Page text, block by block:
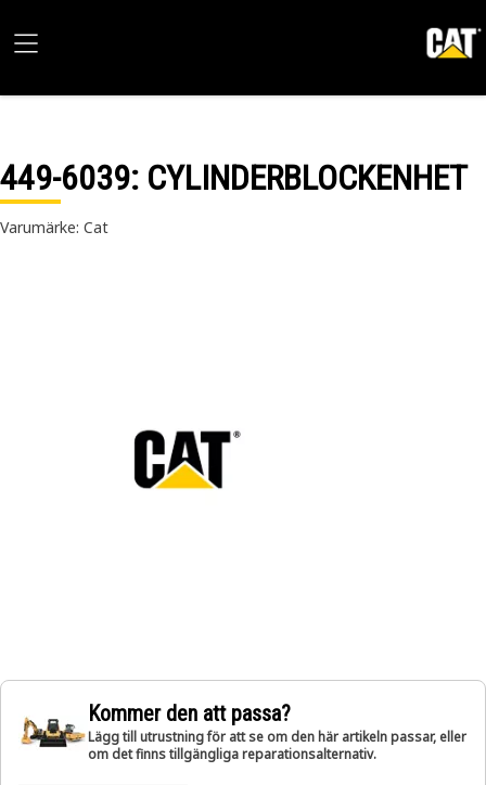
449-6039: CYLINDERBLOCKENHET
Varumärke: Cat
Kommer den att passa?
Lägg till utrustning för att se om den här artikeln passar, eller
om det finns tillgängliga reparationsalternativ.